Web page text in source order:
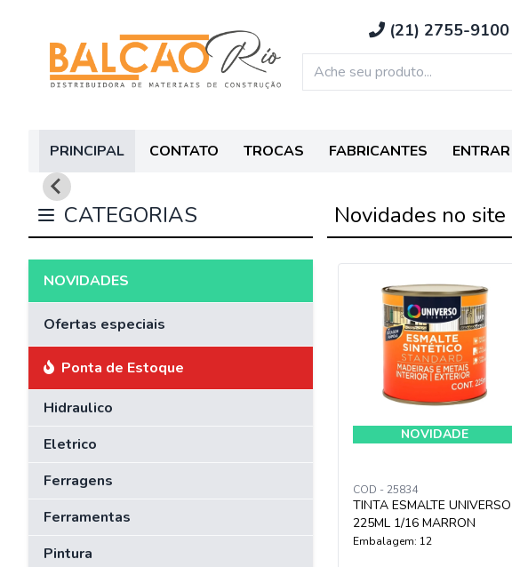
(21) 2755-9100
PRINCIPAL CONTATO TROCAS FABRICANTES ENTRAR
CATEGORIAS
NOVIDADES
Ofertas especiais
Ponta de Estoque
Hidraulico
Eletrico
Ferragens
Ferramentas
Pintura
Novidades no site
NOVIDADE
COD - 25834
TINTA ESMALTE UNIVERSO
225ML 1/16 MARRON
Embalagem: 12